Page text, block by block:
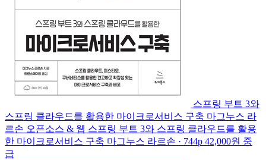
스프링 부트 3와
스프링 클라우드를 활용한 마이크로서비스 구축 마그누스 라
르손 오픈소스 & 웹 스프링 부트 3와 스프링 클라우드를 활용
한 마이크로서비스 구축 마그누스 라르손 · 744p 42,000원 중
급